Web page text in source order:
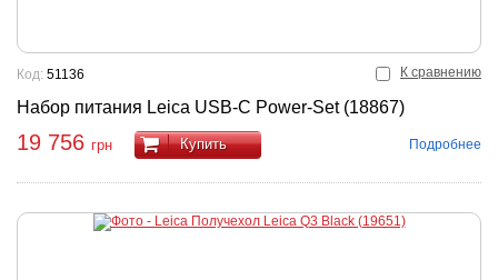
К сравнению
Набор питания Leica USB-C Power-Set (18867)
Код: 51136
19 756 грн Купить Подробнее